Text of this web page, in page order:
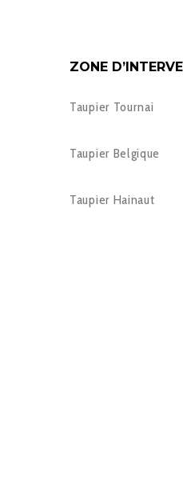
ZONE
Taupier Tournai
Taupier Belgique
Taupier Hainaut